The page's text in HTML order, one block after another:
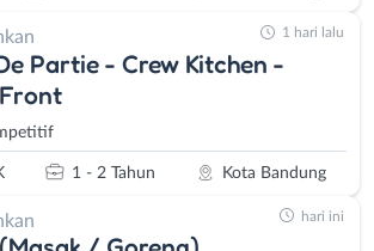
Partie - Crew Kitchen -
1 - 2 Tahun Kota Bandung
1 hari lalu
hari ini